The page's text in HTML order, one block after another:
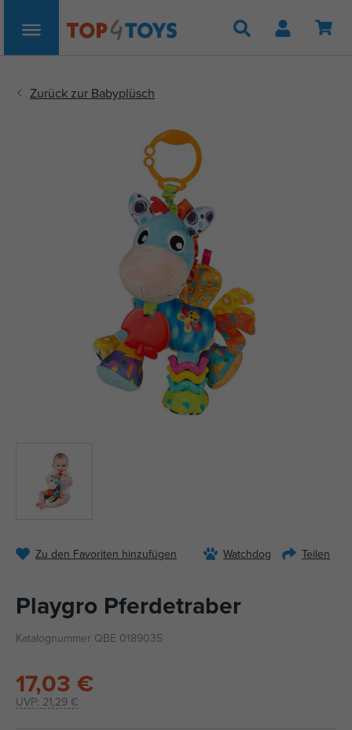
Suche
Zu den Favoriten hinzufügen Watchdog Teilen
Playgro Pferdetraber
Katalognummer QBE 0189035
UVP: 21,29 €
17,03 €